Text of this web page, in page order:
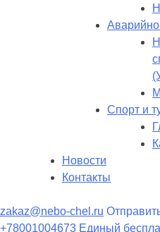
Спорт и
Новости
Контакты
zakaz@nebo-chel.ru
+78001004673 Единый